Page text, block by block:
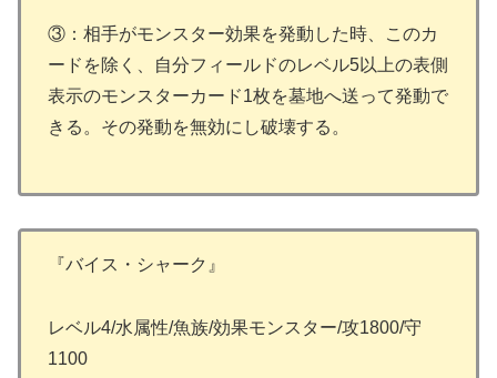
③：相手がモンスター効果を発動した時、このカ
ードを除く、自分フィールドのレベル5以上の表側
表示のモンスターカード1枚を墓地へ送って発動で
きる。その発動を無効にし破壊する。
『バイス・シャーク』
レベル4/水属性/魚族/効果モンスター/攻1800/守
1100